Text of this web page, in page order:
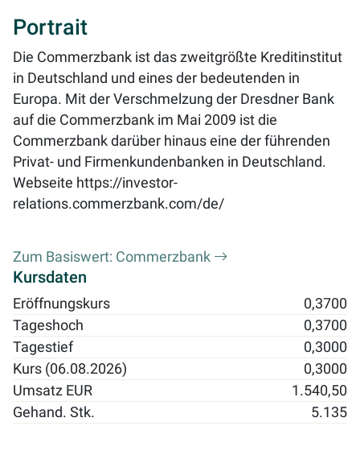
Portrait
Die Commerzbank ist das zweitgrößte Kreditinstitut
in Deutschland und eines der bedeutenden in
Europa. Mit der Verschmelzung der Dresdner Bank
auf die Commerzbank im Mai 2009 ist die
Commerzbank darüber hinaus eine der führenden
Privat- und Firmenkundenbanken in Deutschland.
Webseite https://investor-
relations.commerzbank.com/de/
Zum Basiswert: Commerzbank
Kursdaten
Eröffnungskurs
0,3700
Tageshoch
0,3700
Tagestief
0,3000
Kurs (06.08.2026)
0,3000
Umsatz EUR
1.540,50
Gehand. Stk.
5.135